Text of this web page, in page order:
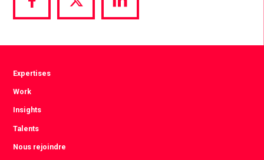
Share
via
Share
via
Share
via
Expertises
Work
Insights
Talents
Nous rejoindre